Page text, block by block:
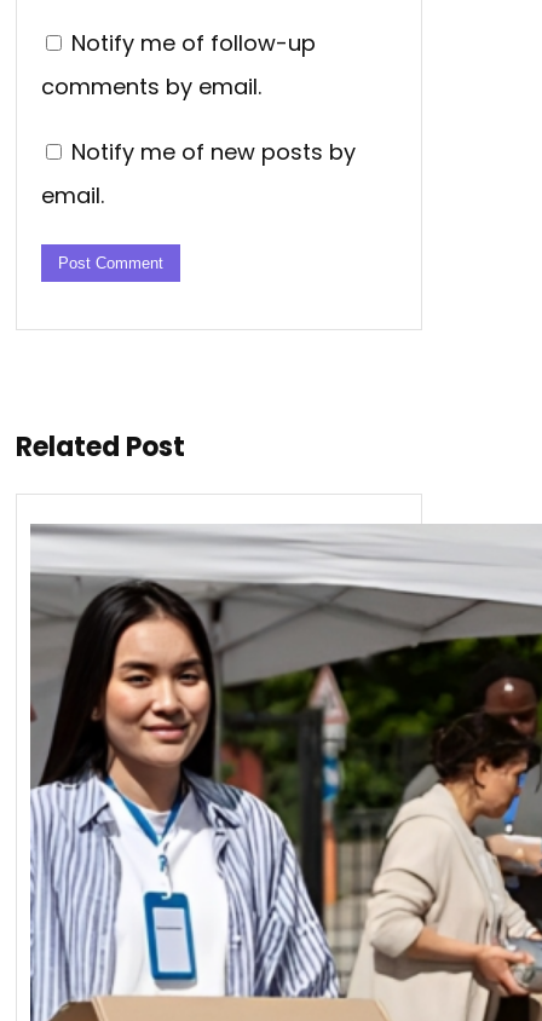
Notify me of follow-up
comments by email.
Notify me of new posts by
email.
Related Post